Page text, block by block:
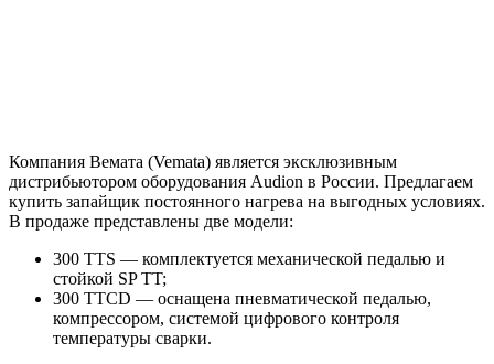
Компания Вемата (Vemata) является эксклюзивным
дистрибьютором оборудования Audion в России. Предлагаем
купить запайщик постоянного нагрева на выгодных условиях.
В продаже представлены две модели:
300 TTS — комплектуется механической педалью и
стойкой SP TT;
300 TTCD — оснащена пневматической педалью,
компрессором, системой цифрового контроля
температуры сварки.